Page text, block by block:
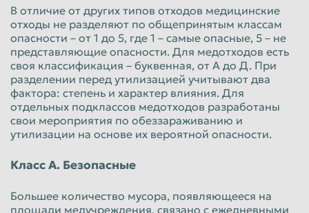
Электросталь
Южно-Сахалинск Якутск
Ярославль
В отличие от других типов отходов медицинские
отходы не разделяют по общепринятым классам
опасности – от 1 до 5, где 1 – самые опасные, 5 – не
представляющие опасности. Для медотходов есть
своя классификация – буквенная, от А до Д. При
разделении перед утилизацией учитывают два
фактора: степень и характер влияния. Для
отдельных подклассов медотходов разработаны
свои мероприятия по обеззараживанию и
утилизации на основе их вероятной опасности.
Класс А. Безопасные
Большее количество мусора, появляющееся на
площади медучреждения, связано с ежедневными